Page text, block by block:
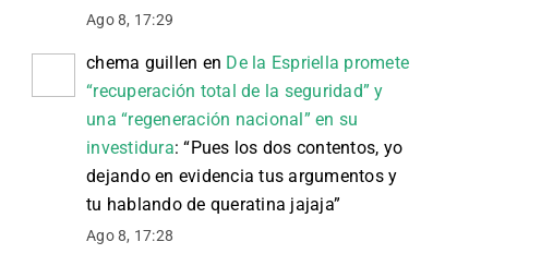
Ago 8, 17:29
chema guillen en De la Espriella promete
“recuperación total de la seguridad” y
una “regeneración nacional” en su
investidura: “Pues los dos contentos, yo
dejando en evidencia tus argumentos y
tu hablando de queratina jajaja”
Ago 8, 17:28